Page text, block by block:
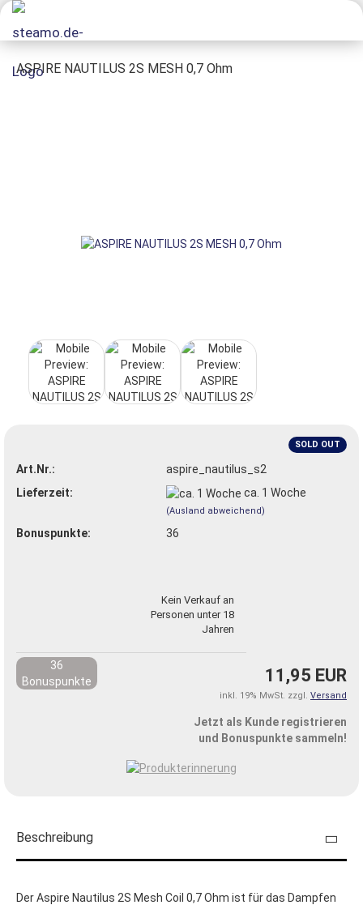
ASPIRE NAUTILUS 2S MESH 0,7 Ohm
SOLD OUT
Art.Nr.:
aspire_nautilus_s2
Lieferzeit:
ca. 1 Woche
(Ausland abweichend)
Bonuspunkte: 36
Kein Verkauf an
Personen unter 18
Jahren
11,95 EUR
inkl. 19% MwSt. zzgl. Versand
36
Bonuspunkte
Jetzt als Kunde registrieren
und Bonuspunkte sammeln!
Beschreibung
Der Aspire Nautilus 2S Mesh Coil 0,7 Ohm ist für das Dampfen